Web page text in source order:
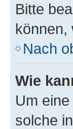
Bitte
können,
Nach
Wie
Um
solche